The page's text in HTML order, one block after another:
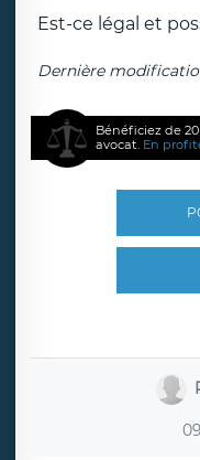
Est-ce légal et
Dernière
Bénéficiez de
avocat. En